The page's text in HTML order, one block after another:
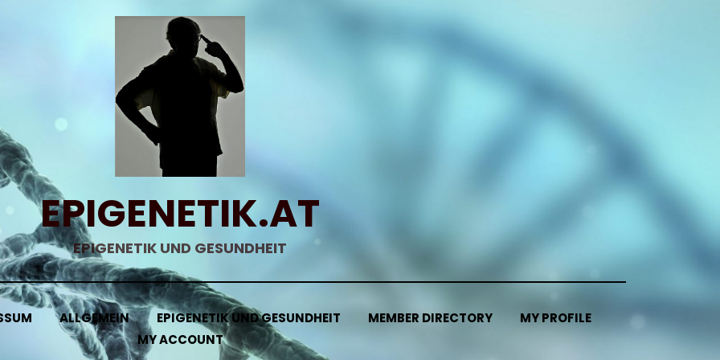
EPIGENETIK.AT
EPIGENETIK UND GESUNDHEIT
ALLGEMEIN EPIGENETIK UND GESUNDHEIT MEMBER DIRECTORY
MY PROFILE
MY ACCOUNT